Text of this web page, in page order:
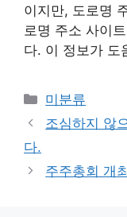
이지만, 도로명
로명 주소 사이
다. 이 정보가 도
Categories
미분류
조심하지 않
다.
주주총회 개